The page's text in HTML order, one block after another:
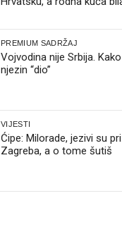
PREMIUM SADRŽAJ
Vojvodina nije Srbija.
njezin “dio”
VIJESTI
Ćipe: Milorade, jezivi su
Zagreba, a o tome šutiš